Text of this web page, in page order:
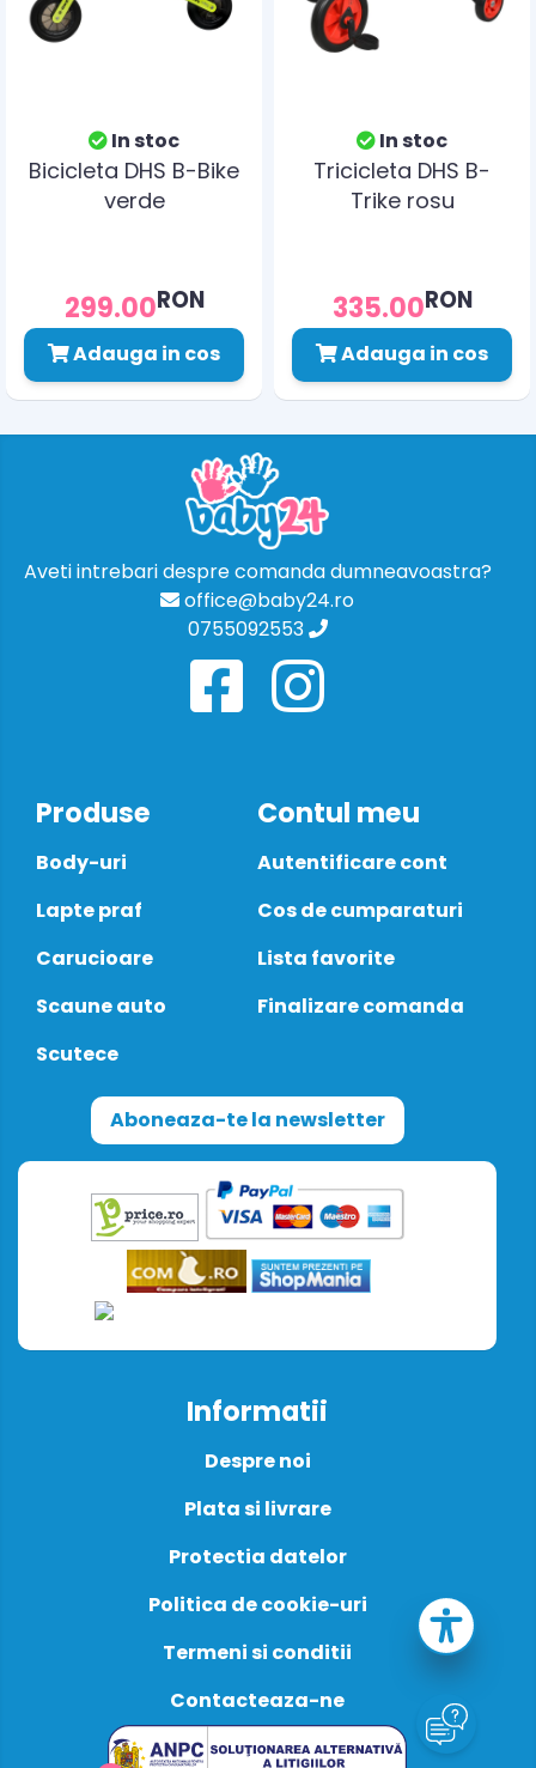
In stoc
Bicicleta DHS B-Bike
verde
299.00RON
Adauga in cos
In stoc
Tricicleta DHS B-
Trike rosu
335.00RON
Adauga in cos
Aveti intrebari despre comanda dumneavoastra?
office@baby24.ro
0755092553
Produse
Body-uri
Lapte praf
Carucioare
Scaune auto
Scutece
Contul meu
Autentificare cont
Cos de cumparaturi
Lista favorite
Finalizare comanda
Aboneaza-te la newsletter
Informatii
Despre noi
Plata si livrare
Protectia datelor
Politica de cookie-uri
Termeni si conditii
Contacteaza-ne